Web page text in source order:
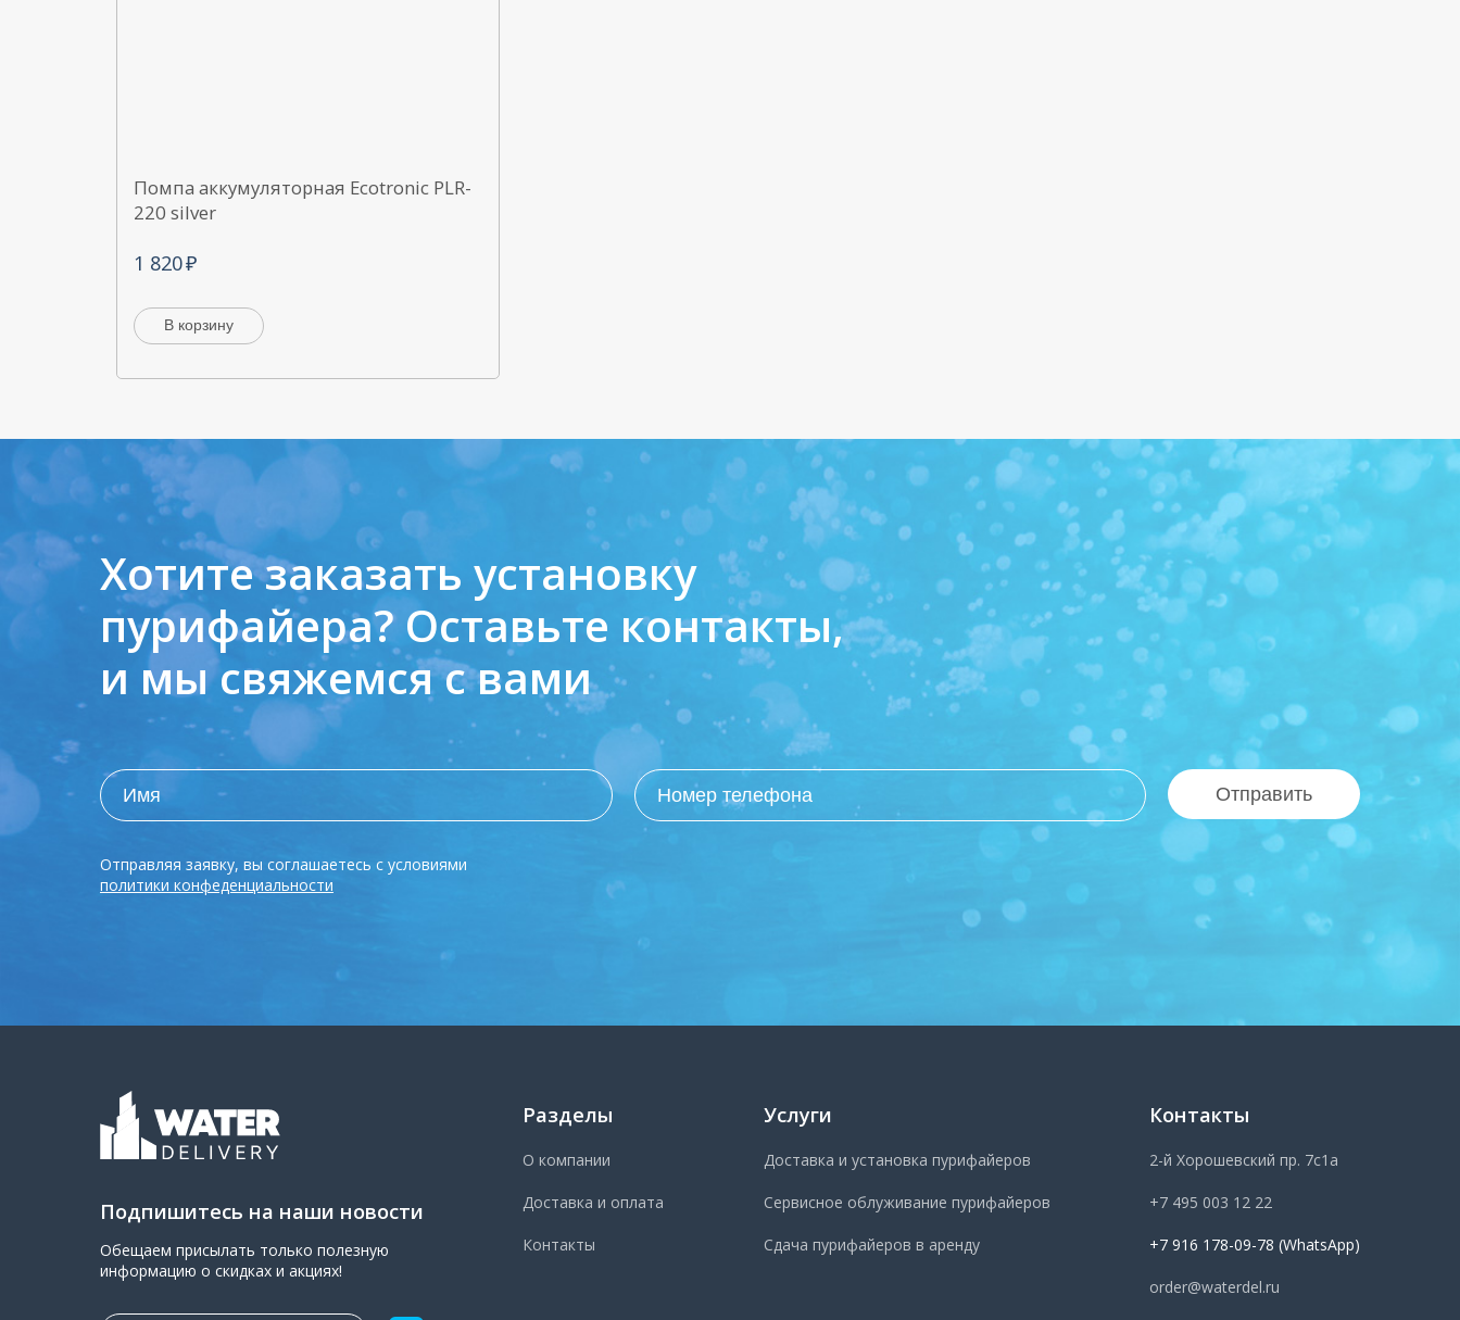
Помпа аккумуляторная Ecotronic PLR-
220 silver
1 820
В корзину
Хотите заказать установку
пурифайера?Оставьте контакты,
и мы свяжемся с вами
Отправить
Отправляя заявку, вы соглашаетесь с условиями
политики конфеденциальности
Подпишитесь на наши новости
Обещаем присылать только полезную
информацию о скидках и акциях!
Разделы
О компании
Доставка и оплата
Контакты
Услуги
Доставка и установка пурифайеров
Сервисное облуживание пурифайеров
Сдача пурифайеров в аренду
Контакты
2-й Хорошевский пр. 7с1а
+7 495 003 12 22
+7 916 178-09-78 (WhatsApp)
order@waterdel.ru